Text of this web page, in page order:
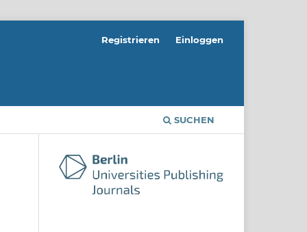
SUCHEN
Registrieren Einloggen